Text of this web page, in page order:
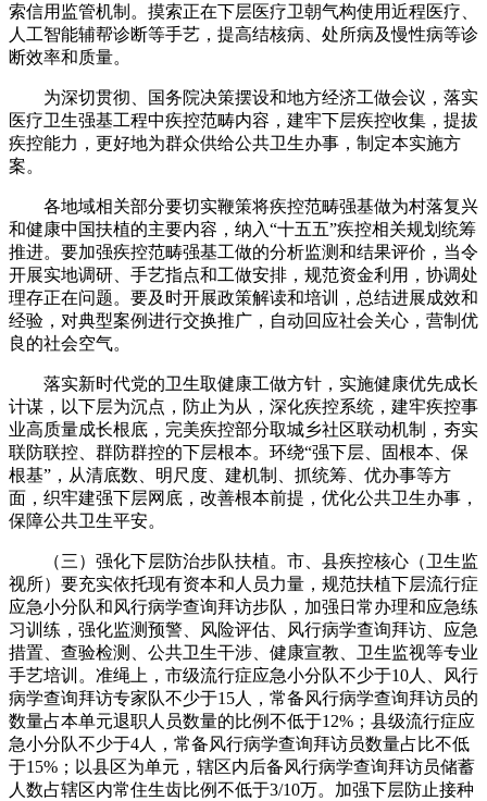
索信用监管机制。摸索正在下层医疗卫朝气构使用近程医疗、
人工智能辅帮诊断等手艺，提高结核病、处所病及慢性病等诊
断效率和质量。
为深切贯彻、国务院决策摆设和地方经济工做会议，落实
医疗卫生强基工程中疾控范畴内容，建牢下层疾控收集，提拔
疾控能力，更好地为群众供给公共卫生办事，制定本实施方
案。
各地域相关部分要切实鞭策将疾控范畴强基做为村落复兴
和健康中国扶植的主要内容，纳入“十五五”疾控相关规划统筹
推进。要加强疾控范畴强基工做的分析监测和结果评价，当令
开展实地调研、手艺指点和工做安排，规范资金利用，协调处
理存正在问题。要及时开展政策解读和培训，总结进展成效和
经验，对典型案例进行交换推广，自动回应社会关心，营制优
良的社会空气。
落实新时代党的卫生取健康工做方针，实施健康优先成长
计谋，以下层为沉点，防止为从，深化疾控系统，建牢疾控事
业高质量成长根底，完美疾控部分取城乡社区联动机制，夯实
联防联控、群防群控的下层根本。环绕“强下层、固根本、保
根基”，从清底数、明尺度、建机制、抓统筹、优办事等方
面，织牢建强下层网底，改善根本前提，优化公共卫生办事，
保障公共卫生平安。
（三）强化下层防治步队扶植。市、县疾控核心（卫生监
视所）要充实依托现有资本和人员力量，规范扶植下层流行症
应急小分队和风行病学查询拜访步队，加强日常办理和应急练
习训练，强化监测预警、风险评估、风行病学查询拜访、应急
措置、查验检测、公共卫生干涉、健康宣教、卫生监视等专业
手艺培训。准绳上，市级流行症应急小分队不少于10人、风行
病学查询拜访专家队不少于15人，常备风行病学查询拜访员的
数量占本单元退职人员数量的比例不低于12%；县级流行症应
急小分队不少于4人，常备风行病学查询拜访员数量占比不低
于15%；以县区为单元，辖区内后备风行病学查询拜访员储蓄
人数占辖区内常住生齿比例不低于3/10万。加强下层防止接种